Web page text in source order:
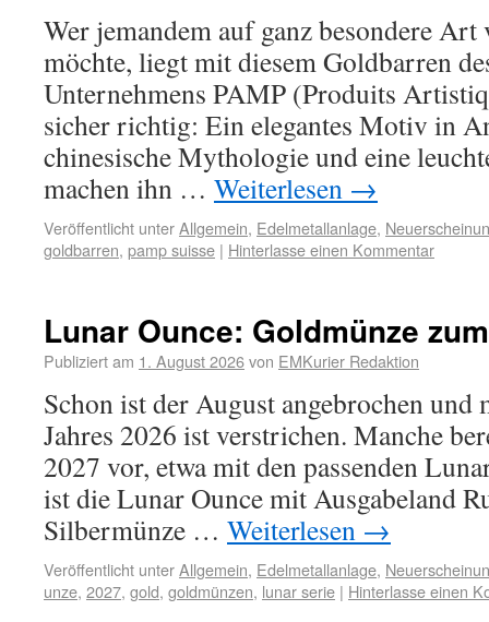
Wer jemandem auf ganz besondere
möchte, liegt mit diesem Goldbarren
Unternehmens PAMP (Produits
sicher richtig: Ein elegantes Motiv in
chinesische Mythologie und eine
machen ihn … Weiterlesen →
Veröffentlicht unterAllgemein, Edelmetallanlage,
goldbarren, pamp suisse | Hinterlasse einen Kommentar
Lunar Ounce: Goldmünze
Publiziert am 1. August 2026von EMKurier Redaktion
Schon ist der August angebrochen und
Jahres 2026 ist verstrichen. Manche
2027 vor, etwa mit den passenden
ist die Lunar Ounce mit Ausgabeland
Silbermünze … Weiterlesen →
Veröffentlicht unterAllgemein, Edelmetallanlage,
unze, 2027, gold, goldmünzen, lunar serie | Hinterlasse einen